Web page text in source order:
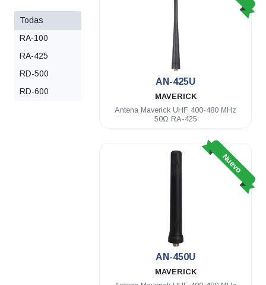
Todas
RA-100
RA-425
RD-500
RD-600
AN-425U
MAVERICK
Antena Maverick UHF 400-480 MHz
50Ω RA-425
Nuevo
AN-450U
MAVERICK